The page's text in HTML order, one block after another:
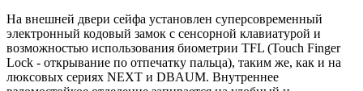
На внешней двери сейфа установлен суперсовременный
электронный кодовый замок с сенсорной клавиатурой и
возможностью использования биометрии TFL (Touch Finger
Lock - открывание по отпечатку пальца), таким же, как и на
люксовых сериях NEXT и DBAUM. Внутреннее